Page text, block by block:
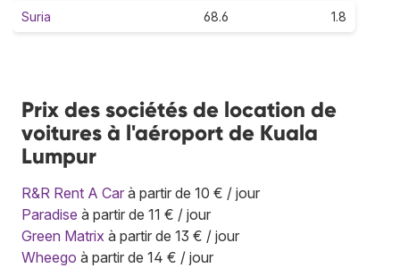
Suria 68.6 1.8
Prix des sociétés de location de
voitures à l'aéroport de Kuala
Lumpur
R&R Rent A Car à partir de 10 € / jour
Paradise à partir de 11 € / jour
Green Matrix à partir de 13 € / jour
Wheego à partir de 14 € / jour